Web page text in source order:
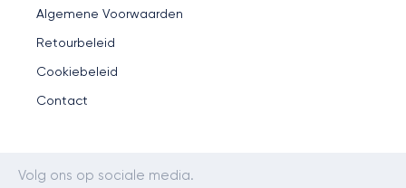
Algemene Voorwaarden
Retourbeleid
Cookiebeleid
Contact
Volg ons op sociale media.